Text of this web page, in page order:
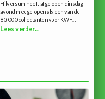
Hilversum heeft afgelopen dinsdag
avond meegelopen als een van de
80.000 collectanten voor KWF...
Lees verder...